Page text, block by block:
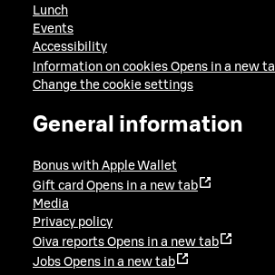
Lunch
Events
Accessibility
Information on cookies Opens in a new
Change the cookie settings
General information
Bonus with Apple Wallet
Gift card Opens in a new tab
Media
Privacy policy
Oiva reports Opens in a new tab
Jobs Opens in a new tab